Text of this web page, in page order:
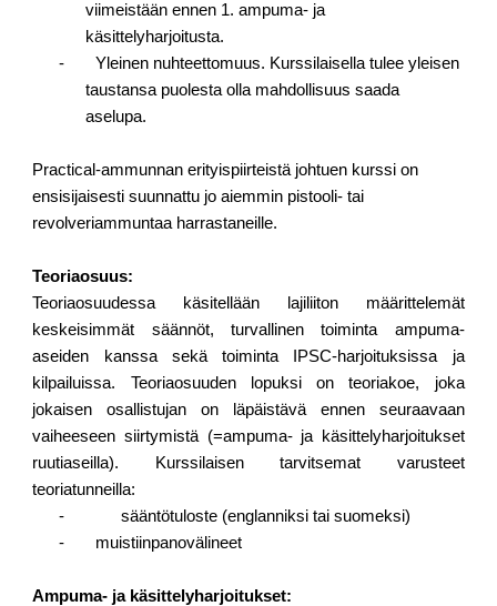
viimeistään ennen 1. ampuma- ja
käsittelyharjoitusta.
- Yleinen nuhteettomuus. Kurssilaisella tulee yleisen
taustansa puolesta olla mahdollisuus saada
aselupa.
Practical-ammunnan erityispiirteistä johtuen kurssi on
ensisijaisesti suunnattu jo aiemmin pistooli- tai
revolveriammuntaa harrastaneille.
Teoriaosuus:
Teoriaosuudessa käsitellään lajiliiton määrittelemät
keskeisimmät säännöt, turvallinen toiminta ampuma-
aseiden kanssa sekä toiminta IPSC-harjoituksissa ja
kilpailuissa. Teoriaosuuden lopuksi on teoriakoe, joka
jokaisen osallistujan on läpäistävä ennen seuraavaan
vaiheeseen siirtymistä (=ampuma- ja käsittelyharjoitukset
ruutiaseilla). Kurssilaisen tarvitsemat varusteet
teoriatunneilla:
-
sääntötuloste (englanniksi tai suomeksi)
- muistiinpanovälineet
Ampuma- ja käsittelyharjoitukset: